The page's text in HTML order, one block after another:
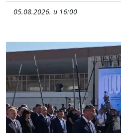
05.08.2026. u 16:00